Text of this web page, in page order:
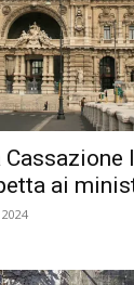
Cassazione
ai